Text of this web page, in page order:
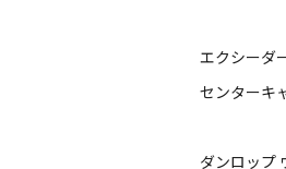
エクシーダ
センターキ
ダンロップ